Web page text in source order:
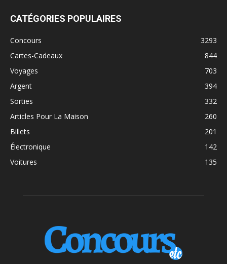
CATÉGORIES POPULAIRES
Concours
3293
Cartes-Cadeaux
844
Voyages
703
Argent
394
Sorties
332
Articles Pour La Maison
260
Billets
201
Électronique
142
Voitures
135